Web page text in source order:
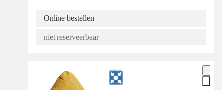
Online bestellen
niet reserveerbaar